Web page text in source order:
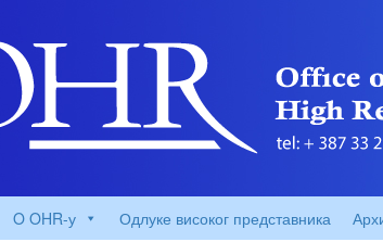
O OHR-у Одлуке високог представника